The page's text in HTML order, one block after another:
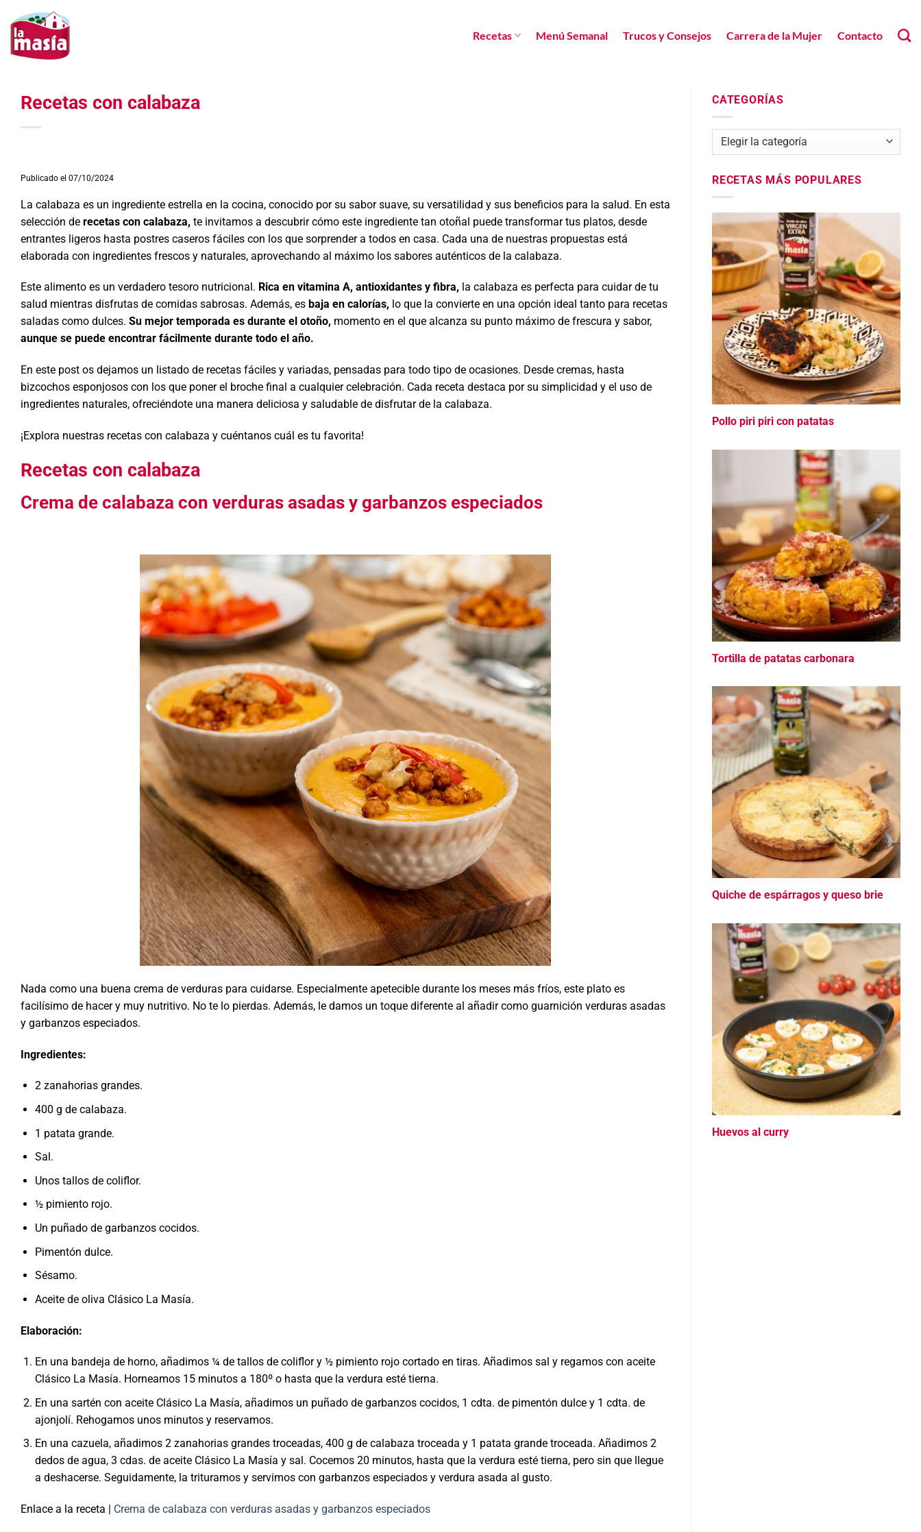
contenido
Recetas Menú Semanal Trucos y Consejos Carrera de la Mujer Contacto
Recetas con calabaza
Publicado el 07/10/2024
La calabaza es un ingrediente estrella en la cocina, conocido por su sabor suave, su versatilidad y sus beneficios para la salud. En esta
selección de recetas con calabaza, te invitamos a descubrir cómo este ingrediente tan otoñal puede transformar tus platos, desde
entrantes ligeros hasta postres caseros fáciles con los que sorprender a todos en casa. Cada una de nuestras propuestas está
elaborada con ingredientes frescos y naturales, aprovechando al máximo los sabores auténticos de la calabaza.
Este alimento es un verdadero tesoro nutricional. Rica en vitamina A, antioxidantes y fibra, la calabaza es perfecta para cuidar de tu
salud mientras disfrutas de comidas sabrosas. Además, es baja en calorías, lo que la convierte en una opción ideal tanto para recetas
saladas como dulces. Su mejor temporada es durante el otoño, momento en el que alcanza su punto máximo de frescura y sabor,
aunque se puede encontrar fácilmente durante todo el año.
En este post os dejamos un listado de recetas fáciles y variadas, pensadas para todo tipo de ocasiones. Desde cremas, hasta
bizcochos esponjosos con los que poner el broche final a cualquier celebración. Cada receta destaca por su simplicidad y el uso de
ingredientes naturales, ofreciéndote una manera deliciosa y saludable de disfrutar de la calabaza.
¡Explora nuestras recetas con calabaza y cuéntanos cuál es tu favorita!
Recetas con calabaza
Crema de calabaza con verduras asadas y garbanzos especiados
Nada como una buena crema de verduras para cuidarse. Especialmente apetecible durante los meses más fríos, este plato es
facilísimo de hacer y muy nutritivo. No te lo pierdas. Además, le damos un toque diferente al añadir como guarnición verduras asadas
y garbanzos especiados.
Ingredientes:
2 zanahorias grandes.
400 g de calabaza.
1 patata grande.
Sal.
Unos tallos de coliflor.
½ pimiento rojo.
Un puñado de garbanzos cocidos.
Pimentón dulce.
Sésamo.
Aceite de oliva Clásico La Masía.
Elaboración:
En una bandeja de horno, añadimos ¼ de tallos de coliflor y ½ pimiento rojo cortado en tiras. Añadimos sal y regamos con aceite
Clásico La Masía. Horneamos 15 minutos a 180º o hasta que la verdura esté tierna.
En una sartén con aceite Clásico La Masía, añadimos un puñado de garbanzos cocidos, 1 cdta. de pimentón dulce y 1 cdta. de
ajonjolí. Rehogamos unos minutos y reservamos.
En una cazuela, añadimos 2 zanahorias grandes troceadas, 400 g de calabaza troceada y 1 patata grande troceada. Añadimos 2
dedos de agua, 3 cdas. de aceite Clásico La Masía y sal. Cocemos 20 minutos, hasta que la verdura esté tierna, pero sin que llegue
a deshacerse. Seguidamente, la trituramos y servimos con garbanzos especiados y verdura asada al gusto.
Enlace a la receta | Crema de calabaza con verduras asadas y garbanzos especiados
CATEGORÍAS
Categorías
RECETAS MÁS POPULARES
Pollo piri piri con patatas
Tortilla de patatas carbonara
Quiche de espárragos y queso brie
Huevos al curry